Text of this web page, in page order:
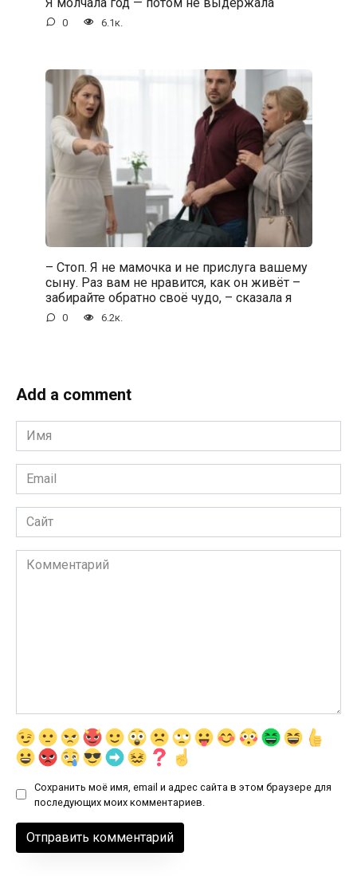
0 6.1к.
– Стоп. Я не мамочка и не прислуга вашему
сыну. Раз вам не нравится, как он живёт –
забирайте обратно своё чудо, – сказала я
0 6.2к.
Add a comment
Имя
*
Email
*
Сайт
Комментарий
Сохранить моё имя, email и адрес сайта в этом браузере для
последующих моих комментариев.